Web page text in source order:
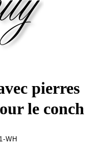
pierres
le conch
WH